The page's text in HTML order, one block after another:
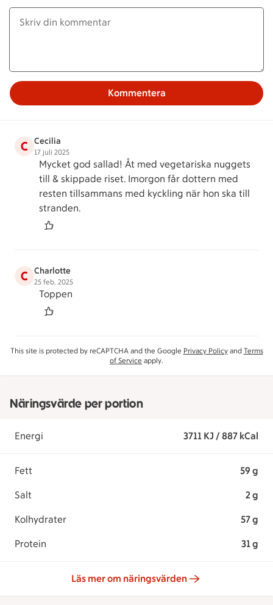
Kommentera
C Cecilia
17 juli 2025
Mycket god sallad! Åt med vegetariska nuggets
till & skippade riset. Imorgon får dottern med
resten tillsammans med kyckling när hon ska till
stranden.
C Charlotte
25 feb. 2025
Toppen
This site is protected by reCAPTCHA and the Google Privacy Policyand Terms
of Service apply.
Näringsvärde per portion
Energi 3711 KJ / 887 kCal
Fett 59 g
Salt 2 g
Kolhydrater 57 g
Protein 31 g
Läs mer om näringsvärden